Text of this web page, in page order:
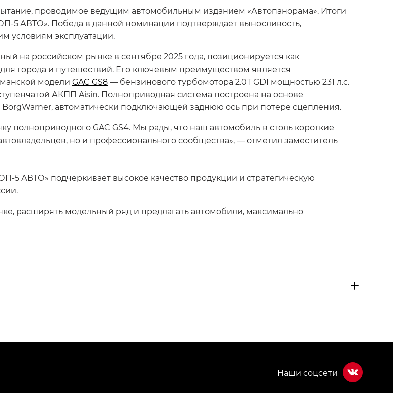
проводимое ведущим автомобильным изданием «Автопанорама». Итоги
5 АВТО». Победа в данной номинации подтверждает выносливость,
условиям эксплуатации.
на российском рынке в сентябре 2025 года, позиционируется как
города и путешествий. Его ключевым преимуществом является
модели GAC GS8— бензинового турбомотора 2.0T GDI мощностью 231 л.с.
АКПП Aisin. Полноприводная система построена на основе
автоматически подключающей заднюю ось при потере сцепления.
полноприводного GAC GS4. Мы рады, что наш автомобиль в столь короткие
но и профессионального сообщества», — отметил заместитель
5 АВТО» подчеркивает высокое качество продукции и стратегическую
расширять модельный ряд и предлагать автомобили, максимально
Экс ПРЕМИУМ — EX PREMIUM